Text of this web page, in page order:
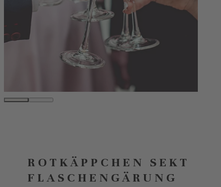
ROTKÄPPCHEN SEKT
FLASCHENGÄRUNG